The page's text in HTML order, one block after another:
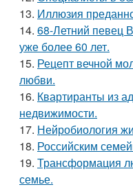
13. Иллюзия
14. 68-Летний певец
уже более 60 лет.
15. Рецепт вечной
любви.
16. Квартиранты из
недвижимости.
17. Нейробиология
18. Российским
19. Трансформация
семье.